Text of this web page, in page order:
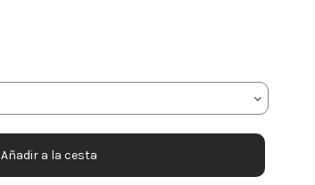
Añadir a la cesta